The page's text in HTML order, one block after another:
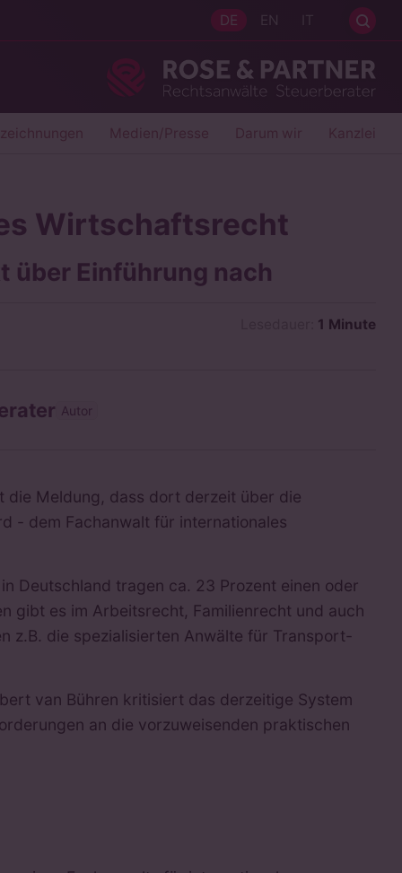
DE EN IT
Medien/Presse Darum wir Kanzlei
Wirtschaftsrecht
über Einführung nach
1 Minute
Autor
die Meldung, dass dort derzeit über die
- dem Fachanwalt für internationales
Deutschland tragen ca. 23 Prozent einen oder
gibt es im Arbeitsrecht, Familienrecht und auch
z.B. die spezialisierten Anwälte für Transport-
van Bühren kritisiert das derzeitige System
an die vorzuweisenden praktischen